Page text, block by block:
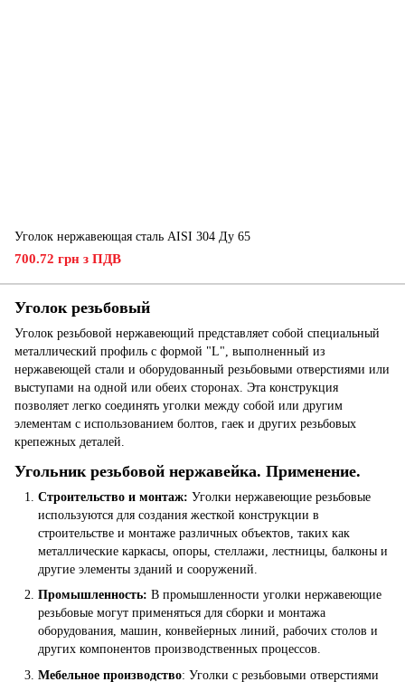
Уголок нержавеющая сталь AISI 304 Ду 65
700.72 грн з ПДВ
Уголок резьбовый
Уголок резьбовой нержавеющий представляет собой специальный
металлический профиль с формой "L", выполненный из
нержавеющей стали и оборудованный резьбовыми отверстиями или
выступами на одной или обеих сторонах. Эта конструкция
позволяет легко соединять уголки между собой или другим
элементам с использованием болтов, гаек и других резьбовых
крепежных деталей.
Угольник резьбовой нержавейка. Применение.
Строительство и монтаж: Уголки нержавеющие резьбовые
используются для создания жесткой конструкции в
строительстве и монтаже различных объектов, таких как
металлические каркасы, опоры, стеллажи, лестницы, балконы и
другие элементы зданий и сооружений.
Промышленность: В промышленности уголки нержавеющие
резьбовые могут применяться для сборки и монтажа
оборудования, машин, конвейерных линий, рабочих столов и
других компонентов производственных процессов.
Мебельное производство: Уголки с резьбовыми отверстиями